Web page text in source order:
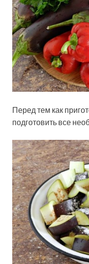
Перед тем как
подготовить все